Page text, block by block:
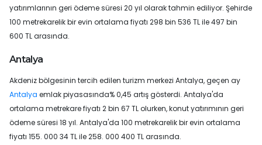
yatırımlarının geri ödeme süresi 20 yıl olarak tahmin ediliyor. Şehirde
100 metrekarelik bir evin ortalama fiyatı 298 bin 536 TL ile 497 bin
600 TL arasında.
Antalya
Akdeniz bölgesinin tercih edilen turizm merkezi Antalya, geçen ay
Antalya emlak piyasasında% 0,45 artış gösterdi. Antalya'da
ortalama metrekare fiyatı 2 bin 67 TL olurken, konut yatırımının geri
ödeme süresi 18 yıl. Antalya'da 100 metrekarelik bir evin ortalama
fiyatı 155. 000 34 TL ile 258. 000 400 TL arasında.